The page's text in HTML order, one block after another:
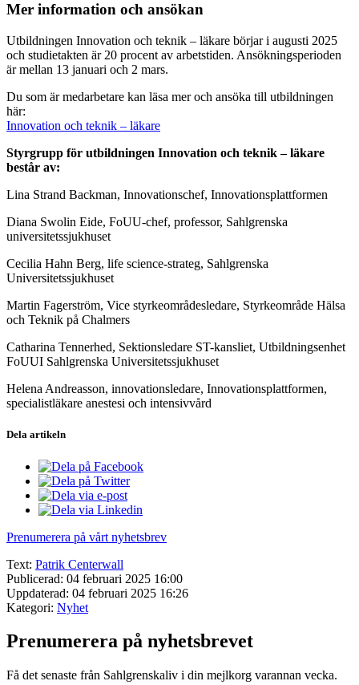
Mer information och ansökan
Utbildningen Innovation och teknik – läkare börjar i augusti 2025
och studietakten är 20 procent av arbetstiden. Ansökningsperioden
är mellan 13 januari och 2 mars.
Du som är medarbetare kan läsa mer och ansöka till utbildningen
här:
Innovation och teknik – läkare
Styrgrupp för utbildningen Innovation och teknik – läkare
består av:
Lina Strand Backman, Innovationschef, Innovationsplattformen
Diana Swolin Eide, FoUU-chef, professor, Sahlgrenska
universitetssjukhuset
Cecilia Hahn Berg, life science-strateg, Sahlgrenska
Universitetssjukhuset
Martin Fagerström, Vice styrkeområdesledare, Styrkeområde Hälsa
och Teknik på Chalmers
Catharina Tennerhed, Sektionsledare ST-kansliet, Utbildningsenhet
FoUUI Sahlgrenska Universitetssjukhuset
Helena Andreasson, innovationsledare, Innovationsplattformen,
specialistläkare anestesi och intensivvård
Dela artikeln
Prenumerera på vårt nyhetsbrev
Text: Patrik Centerwall
Publicerad: 04 februari 2025 16:00
Uppdaterad: 04 februari 2025 16:26
Kategori: Nyhet
Prenumerera på nyhetsbrevet
Få det senaste från Sahlgrenskaliv i din mejlkorg varannan vecka.